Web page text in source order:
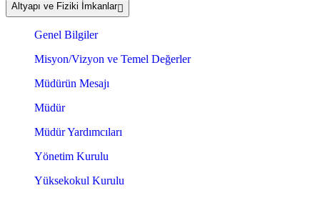
Altyapı ve Fiziki İmkanlar
Genel Bilgiler
Misyon/Vizyon ve Temel Değerler
Müdürün Mesajı
Müdür
Müdür Yardımcıları
Yönetim Kurulu
Yüksekokul Kurulu